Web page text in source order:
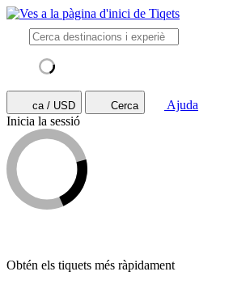
ca / USD Cerca
Ajuda
Inicia la sessió
Obtén els tiquets més ràpidament